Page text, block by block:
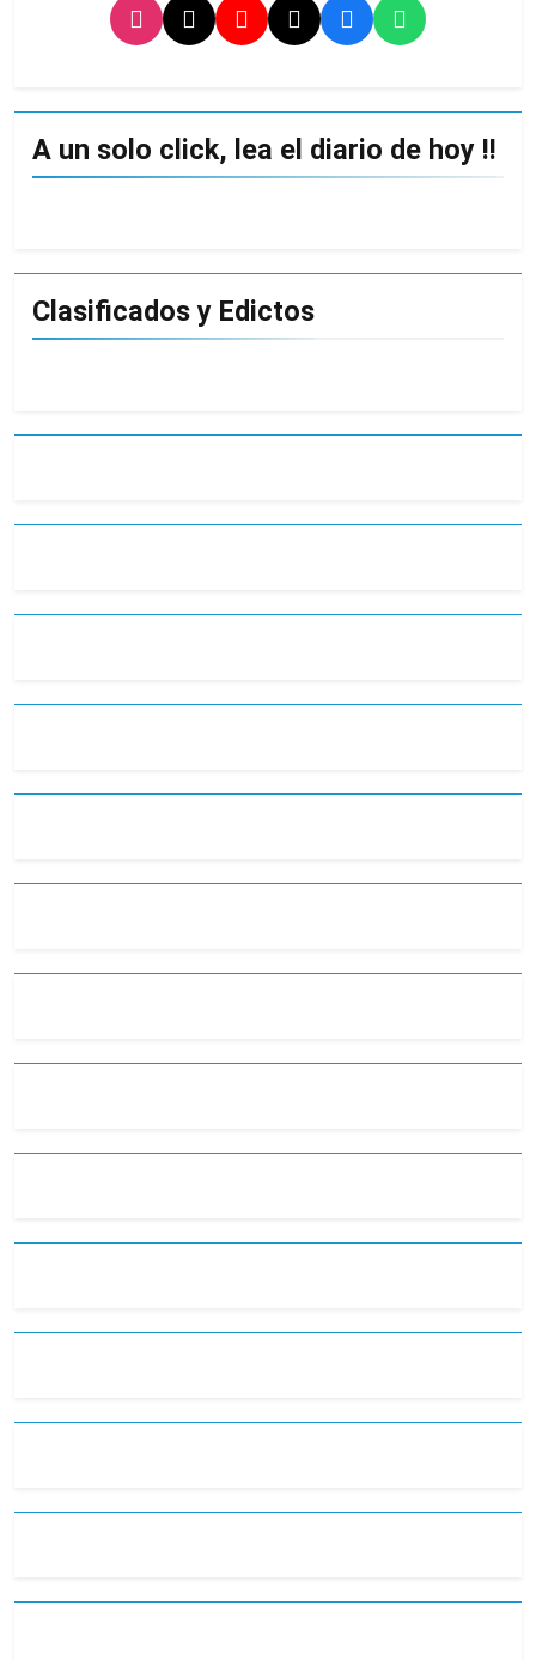
A un solo click, lea el diario de hoy !!
Clasificados y Edictos